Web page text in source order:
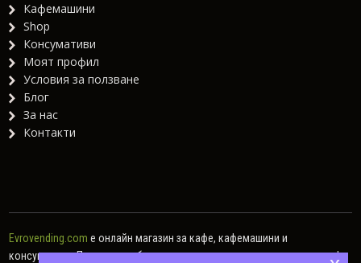
Кафемашини
Shop
Консумативи
Моят профил
Условия за ползване
Блог
За нас
Контакти
Evrovending.com е онлайн магазин за кафе, кафемашини и
консумативи. Предлагаме богат асортимент от различни видове кафе